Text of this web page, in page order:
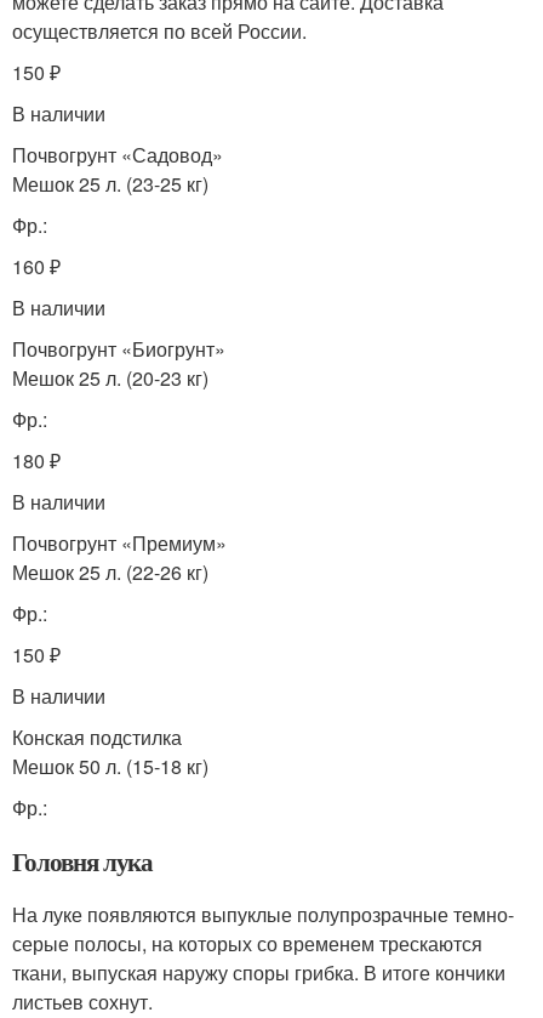
осуществляется по всей России.
150 ₽
В наличии
Почвогрунт «Садовод»
Мешок 25 л. (23-25 кг)
Фр.:
160 ₽
В наличии
Почвогрунт «Биогрунт»
Мешок 25 л. (20-23 кг)
Фр.:
180 ₽
В наличии
Почвогрунт «Премиум»
Мешок 25 л. (22-26 кг)
Фр.:
150 ₽
В наличии
Конская подстилка
Мешок 50 л. (15-18 кг)
Фр.:
Головня лука
На луке появляются выпуклые полупрозрачные темно-
серые полосы, на которых со временем трескаются
ткани, выпуская наружу споры грибка. В итоге кончики
листьев сохнут.